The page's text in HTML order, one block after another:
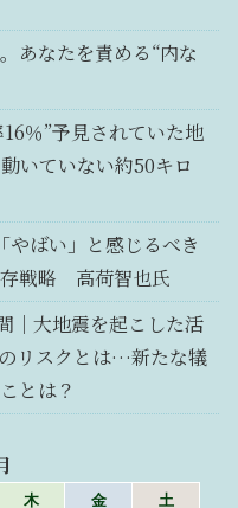
あなたを責める“内な
％”予見されていた地
いていない約50キロ
やばい」と感じるべき
存戦略 高荷智也氏
｜大地震を起こした活
リスクとは…新たな犠
とは？
木 金 土